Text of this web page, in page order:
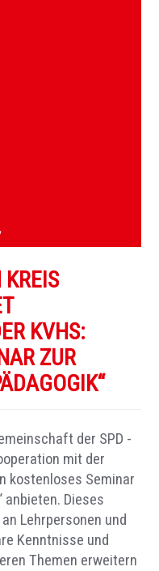
KVHS:
ZUR
der SPD -
mit der
kostenloses Seminar
anbieten. Dieses
Lehrpersonen und
Kenntnisse und
Themen erweitern